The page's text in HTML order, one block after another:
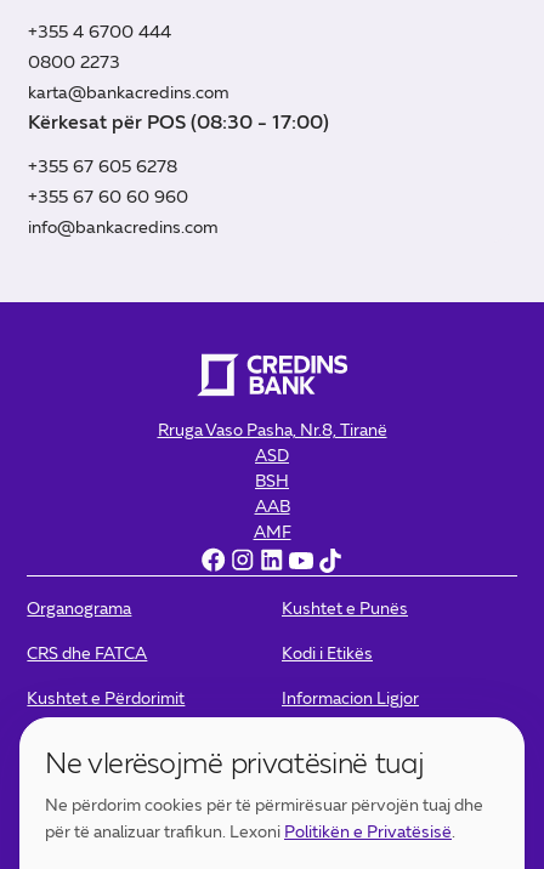
+355 4 6700 444
0800 2273
karta@bankacredins.com
Kërkesat për POS (08:30 - 17:00)
+355 67 605 6278
+355 67 60 60 960
info@bankacredins.com
Rruga Vaso Pasha, Nr.8, Tiranë
ASD
BSH
AAB
AMF
Organograma Kushtet e Punës
CRS dhe FATCA Kodi i Etikës
Kushtet e Përdorimit Informacion Ligjor
përdorimit
Privatësisë
Ne vlerësojmë privatësinë tuaj
Ne përdorim cookies për të përmirësuar përvojën tuaj dhe
për të analizuar trafikun. Lexoni Politikën e Privatësisë.